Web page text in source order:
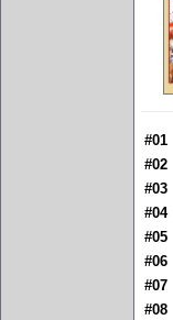
#01
#02
#03
#04
#05
#06
#07
#08